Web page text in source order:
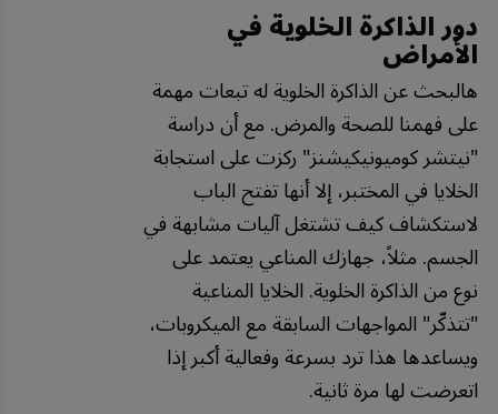
دور الذاكرة الخلوية في
الأمراض
هالبحث عن الذاكرة الخلوية له تبعات مهمة
على فهمنا للصحة والمرض. مع أن دراسة
"نيتشر كوميونيكيشنز" ركزت على استجابة
الخلايا في المختبر، إلا أنها تفتح الباب
لاستكشاف كيف تشتغل آليات مشابهة في
الجسم. مثلاً، جهازك المناعي يعتمد على
نوع من الذاكرة الخلوية. الخلايا المناعية
"تتذكّر" المواجهات السابقة مع الميكروبات،
ويساعدها هذا ترد بسرعة وفعالية أكبر إذا
اتعرضت لها مرة ثانية.